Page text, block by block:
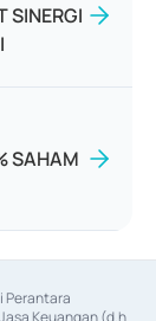
SINERGI
SAHAM
Perantara
Keuangan (d.h